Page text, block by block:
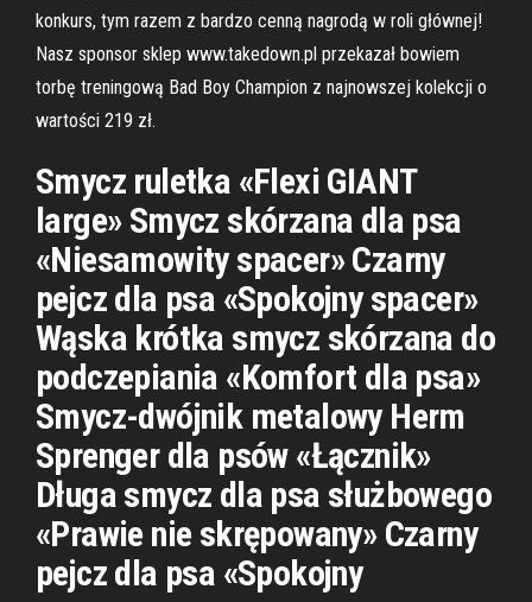
konkurs, tym razem z bardzo cenną nagrodą w roli głównej!
Nasz sponsor sklep www.takedown.pl przekazał bowiem
torbę treningową Bad Boy Champion z najnowszej kolekcji o
wartości 219 zł.
Smycz ruletka «Flexi GIANT
large» Smycz skórzana dla psa
«Niesamowity spacer» Czarny
pejcz dla psa «Spokojny spacer»
Wąska krótka smycz skórzana do
podczepiania «Komfort dla psa»
Smycz-dwójnik metalowy Herm
Sprenger dla psów «Łącznik»
Długa smycz dla psa służbowego
«Prawie nie skrępowany» Czarny
pejcz dla psa «Spokojny